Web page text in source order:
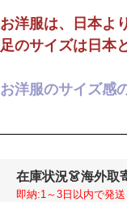
お洋服は、日本よ
足のサイズは日本
お洋服のサイズ感
在庫状況👗海外取
即納:1～3日以内で発送